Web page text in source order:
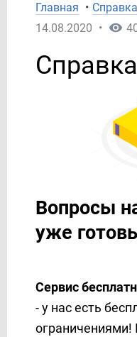
10. ФИЛЬТР данных
О сервисе
Партнерский кабинет
Тарифы и Оплата
Главная • Справка
14.08.2020 •
Справка
Вопросы
уже
Сервис
- у нас есть
ограничениями!